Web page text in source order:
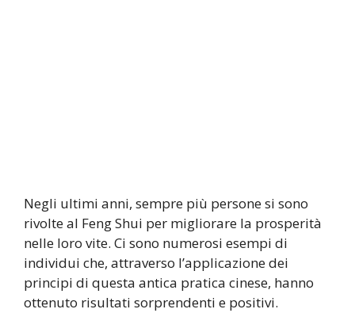
Negli ultimi anni, sempre più persone si sono
rivolte al Feng Shui per migliorare la prosperità
nelle loro vite. Ci sono numerosi esempi di
individui che, attraverso l’applicazione dei
principi di questa antica pratica cinese, hanno
ottenuto risultati sorprendenti e positivi.